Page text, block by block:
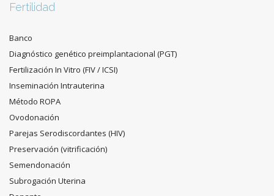
Fertilidad
Banco
Diagnóstico genético preimplantacional (PGT)
Fertilización In Vitro (FIV / ICSI)
Inseminación Intrauterina
Método ROPA
Ovodonación
Parejas Serodiscordantes (HIV)
Preservación (vitrificación)
Semendonación
Subrogación Uterina